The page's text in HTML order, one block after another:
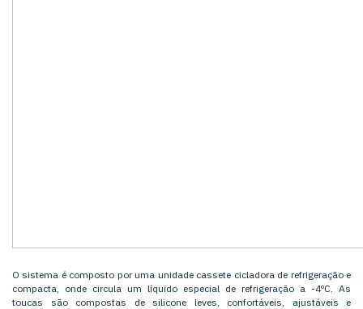
O sistema é composto por uma unidade cassete cicladora de refrigeração e
compacta, onde circula um líquido especial de refrigeração a -4ºC. As
toucas são compostas de silicone leves, confortáveis, ajustáveis e